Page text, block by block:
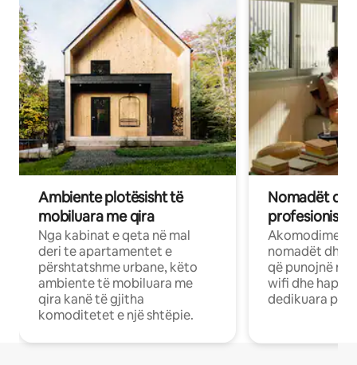
Ambiente plotësisht të
mobiluara me qira
Nga kabinat e qeta në mal
deri te apartamentet e
përshtatshme urbane, këto
ambiente të mobiluara me
qira kanë të gjitha
komoditetet e një shtëpie.
Nomadët
Akomodime
nomadët dhe
që punojnë në
wifi dhe
dedikuara